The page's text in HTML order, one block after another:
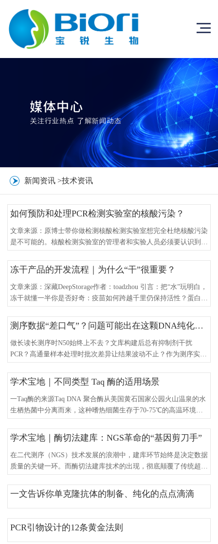
新闻资讯 >技术资讯
如何预防和处理PCR检测实验室的核酸污染？
文章来源：原博士带你做检测核酸检测实验室想完全杜绝核酸污染
是不可能的。核酸检测实验室的管理者和实验人员必须要认识到核
的是时刻保持警惕，尽最大努力将污染的概率降到最低，并且能第
一时间发现污染并及时进行处理。先说说有史以来影响最大的实验
室核酸污染事件：当地时间2020年4月18日，《华盛顿邮报》
(Washington Post)爆了一则重磅新闻
冻干产品的开发流程｜为什么“干”很重要？
文章来源：深藏DeepStorage作者：toadzhou 引言：把“水”玩明白，
冻干就懂一半你是否好奇：疫苗如何跨越千里仍保持活性？蛋白药
——真空冷冻干燥（Freeze-Drying），简称“冻干”。它不像晒衣服
靠太阳升温把水蒸发，而是让冰在低温真空下直接变成水蒸气“跑
掉”。这个“跳过液态”的过程叫做“升华”。小结一句：冻干的本质
是利用“
测序数据“差口气”？问题可能出在这颗DNA纯化磁珠上！
做长读长测序时N50始终上不去？文库构建后总有抑制剂干扰
PCR？高通量样本处理时批次差异让结果波动不止？作为测序实验
就是破局关键！今天为大家带来测序领域必备产品——高通量测序
级DNA纯化磁珠，从原理到应用全解析，帮你踩稳实验第一步！
优质磁珠的底气源于精密构造，Biori ® NGS DNA Clean Beads采
用“内核-磁性层-功能
学术宝地｜不同类型 Taq 酶的适用场景
一Taq酶的来源Taq DNA 聚合酶从美国黄石国家公园火山温泉的水
生栖热菌中分离而来，这种嗜热细菌生存于70-75℃的高温环境。
现了PCR自动化，还通过提高退火和延伸温度提升了产物特异性
1。1989年，Lawyer等成功从基因文库钓取其全长基因，该基因长
2499bp，GC%高达68%，随后被克隆到大肠杆菌中，经诱导表达
与
学术宝地｜酶切法建库：NGS革命的“基因剪刀手”
在二代测序（NGS）技术发展的浪潮中，建库环节始终是决定数据
质量的关键一环。而酶切法建库技术的出现，彻底颠覆了传统超声
我们一起揭开这项“基因剪刀手”技术的神秘面纱。传统建库之痛：
从超声打断说起在酶切法出现之前，NGS建库主要依赖物理打断
显痛点：设备昂贵：一台Covaris超声仪动辄数
一文告诉你单克隆抗体的制备、纯化的点点滴滴
PCR引物设计的12条黄金法则